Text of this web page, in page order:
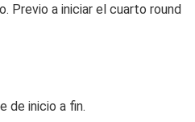
Previo a iniciar el cuarto round
de inicio a fin.